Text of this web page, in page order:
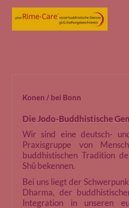
Konen / bei Bonn
Die Jodo-Buddhistische
Wir sind eine deutsch-
Praxisgruppe von
buddhistischen Tradition
Shû bekennen.
Bei uns liegt der
Dharma, der
Integration in unseren